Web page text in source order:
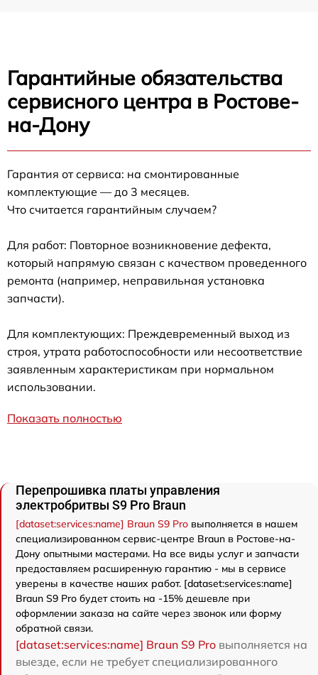
Гарантийные обязательства
сервисного центра в Ростове-
на-Дону
Гарантия от сервиса: на смонтированные
комплектующие — до 3 месяцев.
Что считается гарантийным случаем?
Для работ: Повторное возникновение дефекта,
который напрямую связан с качеством проведенного
ремонта (например, неправильная установка
запчасти).
Для комплектующих: Преждевременный выход из
строя, утрата работоспособности или несоответствие
заявленным характеристикам при нормальном
использовании.
Показать полностью
Перепрошивка платы управления
электробритвы S9 Pro Braun
[dataset:services:name] Braun S9 Pro выполняется в нашем
специализированном сервис-центре Braun в Ростове-на-
Дону опытными мастерами. На все виды услуг и запчасти
предоставляем расширенную гарантию - мы в сервисе
уверены в качестве наших работ. [dataset:services:name]
Braun S9 Pro будет стоить на -15% дешевле при
оформлении заказа на сайте через звонок или форму
обратной связи.
[dataset:services:name] Braun S9 Pro выполняется на
выезде, если не требует специализированного